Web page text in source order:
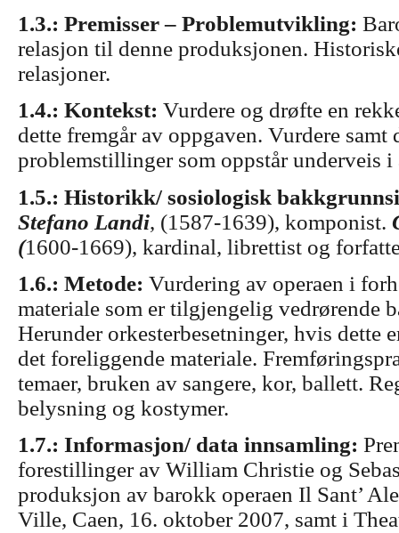
1.3.: Premisser – Problemutvikling:
relasjon til denne produksjonen.
relasjoner.
1.4.: Kontekst: Vurdere og drøfte en
dette fremgår av oppgaven. Vurdere samt
problemstillinger som oppstår underveis i
1.5.: Historikk/ sosiologisk
Stefano Landi, (1587-1639), komponist.
(1600-1669), kardinal, librettist og
1.6.: Metode: Vurdering av operaen i
materiale som er tilgjengelig vedrørende
Herunder orkesterbesetninger, hvis dette
det foreliggende materiale.
temaer, bruken av sangere, kor, ballett.
belysning og kostymer.
1.7.: Informasjon/ data innsamling:
forestillinger av William Christie og
produksjon av barokk operaen Il Sant’
Ville, Caen, 16. oktober 2007, samt i